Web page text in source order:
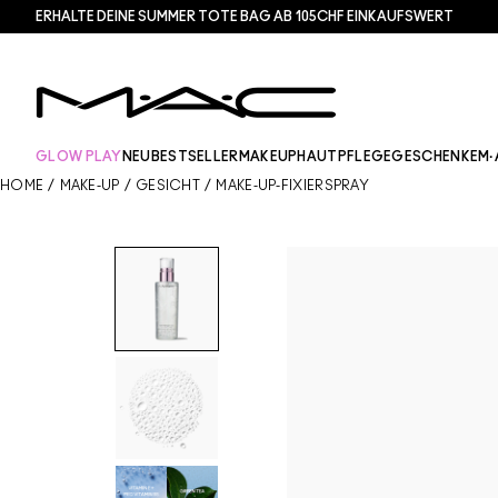
ERHALTE DEINE SUMMER TOTE BAG AB 105CHF EINKAUFSWERT​
GLOW PLAY NEU BESTSELLER MAKEUP HAUTPFLEGEGESCHENKE
HOME / MAKE-UP / GESICHT / MAKE-UP-FIXIERSPRAY